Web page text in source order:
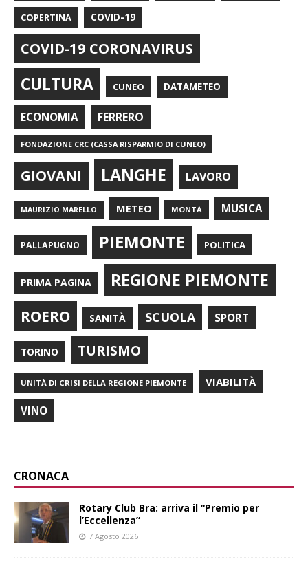
COPERTINA COVID-19
COVID-19 CORONAVIRUS
CULTURA CUNEO DATAMETEO
ECONOMIA FERRERO
FONDAZIONE CRC (CASSA RISPARMIO DI CUNEO)
GIOVANI LANGHE LAVORO
MAURIZIO MARELLO METEO MONTÀ MUSICA
PALLAPUGNO PIEMONTE POLITICA
PRIMA PAGINA REGIONE PIEMONTE
ROERO SANITÀ SCUOLA SPORT
TORINO TURISMO
UNITÀ DI CRISI DELLA REGIONE PIEMONTE VIABILITÀ
VINO
CRONACA
Rotary Club Bra: arriva il “Premio per
l’Eccellenza”
7 Agosto 2026